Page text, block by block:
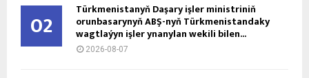
02 Türkmenistanyň Daşary işler ministriniň
orunbasarynyň ABŞ-nyň Türkmenistandaky
wagtlaýyn işler ynanylan wekili bilen...
2026-08-07